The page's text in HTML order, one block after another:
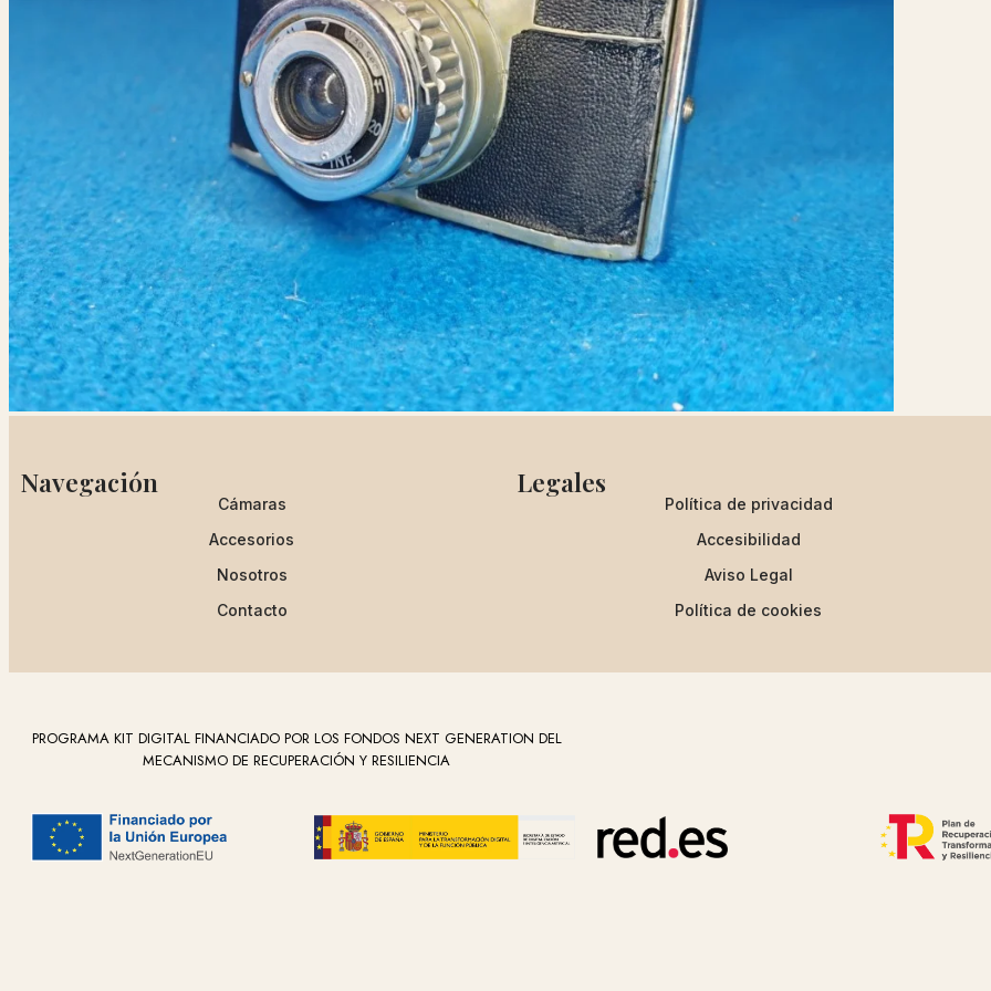
Navegación
Cámaras
Accesorios
Nosotros
Contacto
Legales
Política de privacidad
Accesibilidad
Aviso Legal
Política de cookies
PROGRAMA KIT DIGITAL FINANCIADO POR LOS FONDOS NEXT GENERATION DEL
MECANISMO DE RECUPERACIÓN Y RESILIENCIA